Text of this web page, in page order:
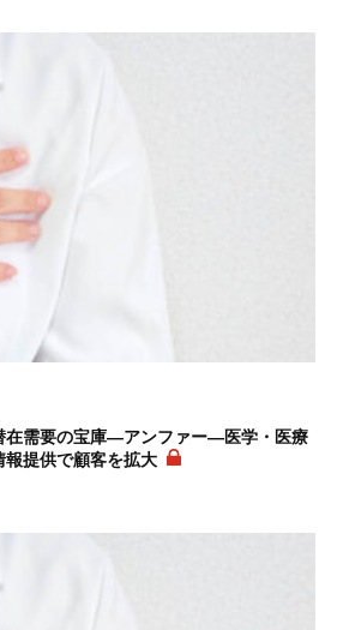
在需要の宝庫―アンファー―医学・医療
報提供で顧客を拡大